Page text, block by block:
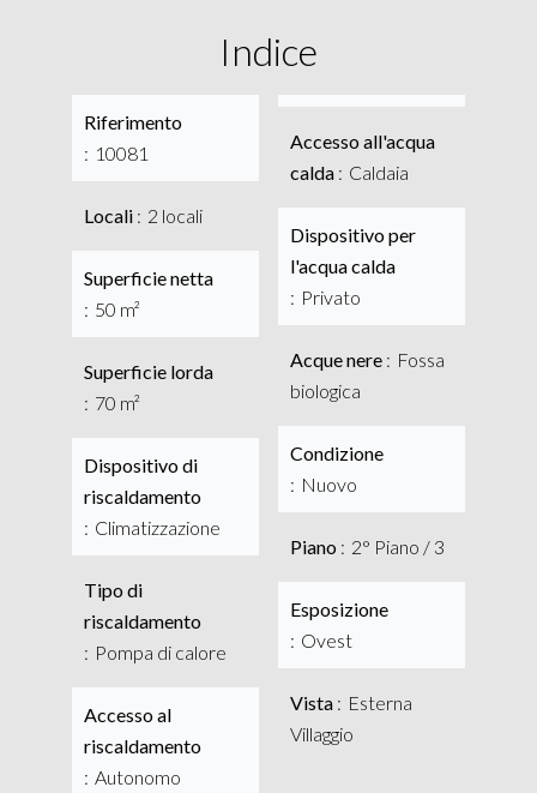
Indice
Riferimento
10081
Locali 2 locali
Superficie netta
50 m²
Superficie lorda
70 m²
Dispositivo di
riscaldamento
Climatizzazione
Tipo di
riscaldamento
Pompa di calore
Accesso al
riscaldamento
Autonomo
Accesso all'acqua
calda
Caldaia
Dispositivo per
l'acqua calda
Privato
Acque nere
Fossa
biologica
Condizione
Nuovo
Piano 2° Piano / 3
Esposizione
Ovest
Vista
Esterna
Villaggio